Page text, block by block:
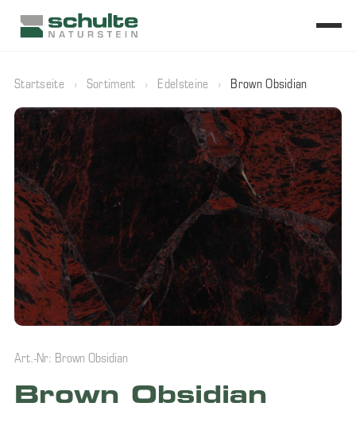
Startseite › Sortiment › Edelsteine › Brown Obsidian
Art.-Nr: Brown Obsidian
Brown Obsidian